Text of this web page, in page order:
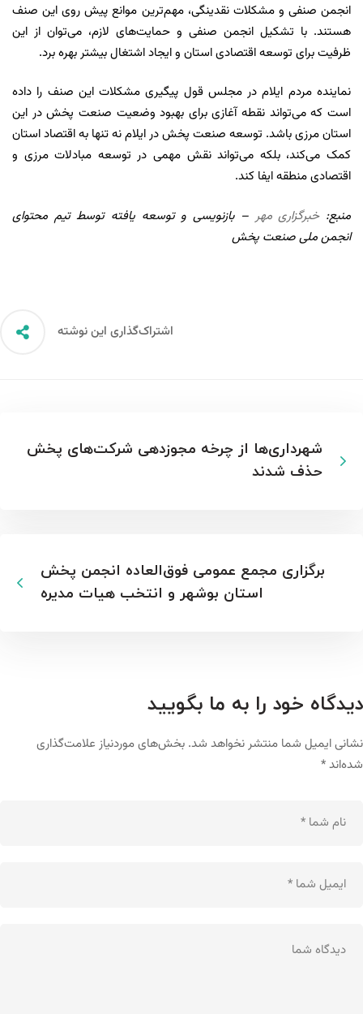
انجمن صنفی و مشکلات نقدینگی، مهم‌ترین موانع پیش روی این صنف
هستند. با تشکیل انجمن صنفی و حمایت‌های لازم، می‌توان از این
ظرفیت برای توسعه اقتصادی استان و ایجاد اشتغال بیشتر بهره برد.
نماینده مردم ایلام در مجلس قول پیگیری مشکلات این صنف را داده
است که می‌تواند نقطه آغازی برای بهبود وضعیت صنعت پخش در این
استان مرزی باشد. توسعه صنعت پخش در ایلام نه تنها به اقتصاد استان
کمک می‌کند، بلکه می‌تواند نقش مهمی در توسعه مبادلات مرزی و
اقتصادی منطقه ایفا کند.
منبع:خبرگزاری مهر – بازنویسی و توسعه یافته توسط تیم محتوای
انجمن ملی صنعت پخش
اشتراک‌گذاری این نوشته
شهرداری‌ها از چرخه مجوزدهی شرکت‌های پخش
حذف شدند
برگزاری مجمع عمومی فوق‌العاده انجمن پخش
استان بوشهر و انتخب هیات مدیره
دیدگاه خود را به ما بگویید
نشانی ایمیل شما منتشر نخواهد شد. بخش‌های موردنیاز علامت‌گذاری
شده‌اند*